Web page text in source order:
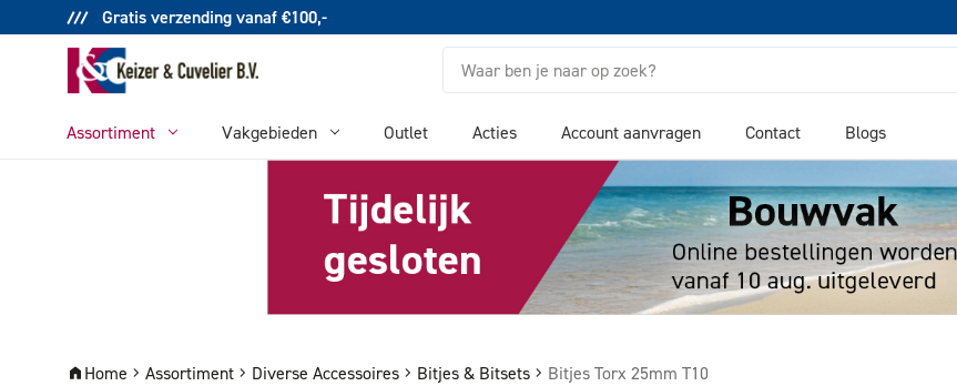
Gratis verzending vanaf €100,-
Zoeken
Assortiment Vakgebieden Outlet Acties Account aanvragen Contact Blogs
Home Assortiment Diverse Accessoires Bitjes & Bitsets Bitjes Torx 25mm T10